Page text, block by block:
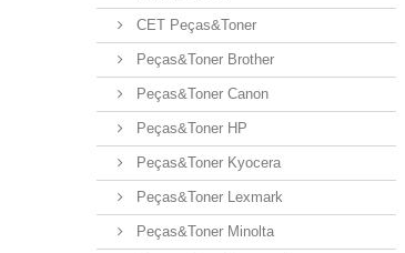
CET Peças&Toner
Peças&Toner Brother
Peças&Toner Canon
Peças&Toner HP
Peças&Toner Kyocera
Peças&Toner Lexmark
Peças&Toner Minolta